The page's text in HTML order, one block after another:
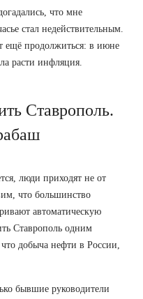
что мне
стал недействительным.
продолжиться: в июне
расти инфляция.
Ставрополь.
люди приходят не от
что большинство
автоматическую
Ставрополь одним
добыча нефти в России,
бывшие руководители